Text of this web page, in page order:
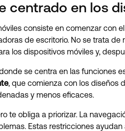
centrado en los
consiste en comenzar con
de escritorio. No se trata
los dispositivos móviles y,
se centra en las funciones
, que comienza con los diseños
y menos eficaces.
te obliga a priorizar. La
Estas restricciones